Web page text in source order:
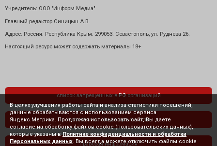
Учредитель: ООО "Информ Медиа"
Главный редактор Синицын А.В.
Адрес: Россия. Республика Крым. 299053. Севастополь, ул. Руднева 26.
Настоящий ресурс может содержать материалы 18+
список запрещенных в РФ организаций
политика конфиденциальности
правовая информация
В целях улучшения работы сайта и анализа статистики посещений,
данные обрабатываются с использованием сервиса
Яндекс.Метрика. Продолжая использовать сайт, Вы даете
согласие на обработку файлов cookie (пользовательских данных),
которые указаны в Политике конфиденциальности и обработки
Персональных данных . Вы всегда можете отключить файлы cookie